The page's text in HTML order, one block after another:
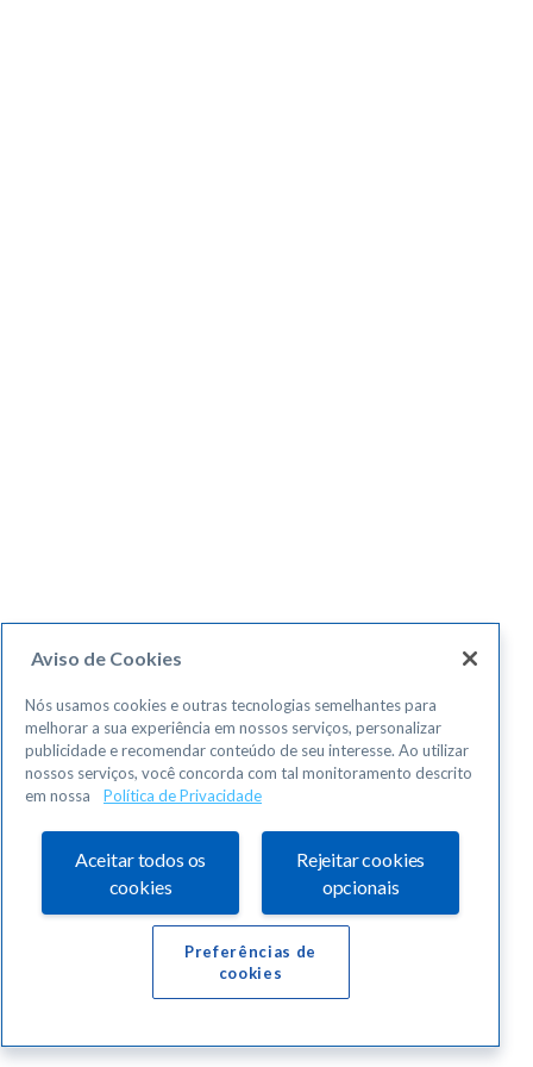
Aviso de Cookies
Nós usamos cookies e outras tecnologias semelhantes para
melhorar a sua experiência em nossos serviços, personalizar
publicidade e recomendar conteúdo de seu interesse. Ao utilizar
nossos serviços, você concorda com tal monitoramento descrito
em nossa
Política de Privacidade
Aceitar todos os
cookies
Rejeitar cookies
opcionais
Preferências de
cookies